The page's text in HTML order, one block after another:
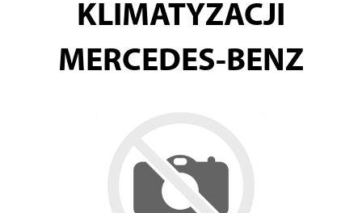
KLIMATYZACJI
MERCEDES-BENZ